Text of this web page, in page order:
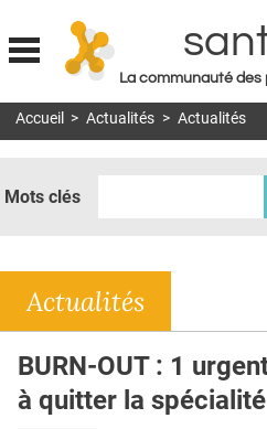
Jump to
La communauté des
MON COMPTE
DOSSIERS
RÉSEAUX
E-REVUE SAD
THÉMA
Accueil > Actualités > Actualités
Mots clés
Actualités
BURN-OUT : 1
à quitter la spécialité